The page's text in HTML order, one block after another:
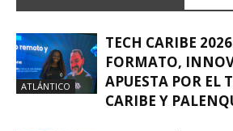
ATLÁNTICO
TECH CARIBE
FORMATO,
APUESTA POR EL
CARIBE Y